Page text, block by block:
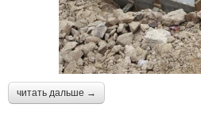
читать дальше →